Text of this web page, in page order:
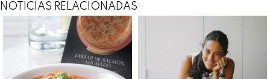
NOTICIAS RELACIONADAS